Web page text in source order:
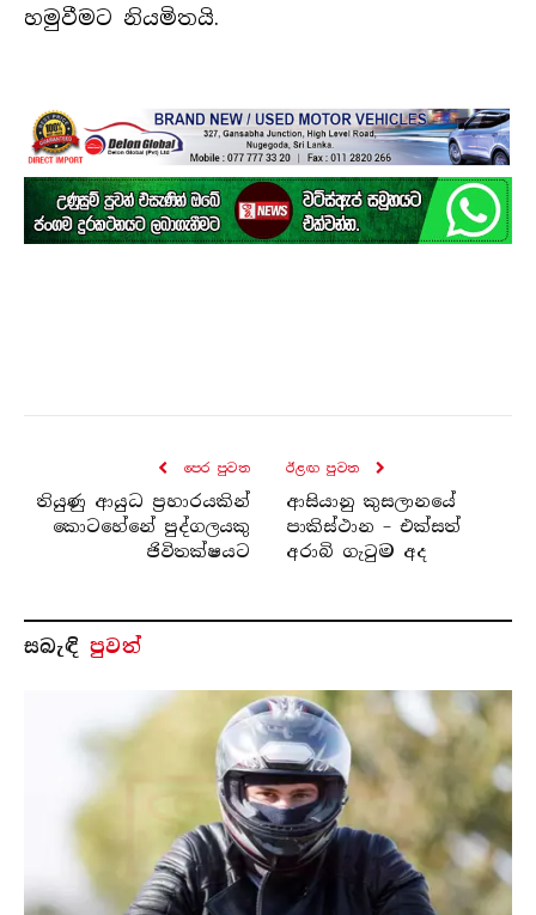
හමුවීමට නියමිතයි.
පෙර පුව​ත
තියුණු ආයුධ ප්‍රහාරයකින්
කොටහේනේ පුද්ගලයකු
ජිවිතක්ෂයට
ඊළඟ පුව​ත
ආසියානු කුසලානයේ
පාකිස්ථාන – එක්සත්
අරාබි ගැටුම අද
සබැ​ඳි පුවත්